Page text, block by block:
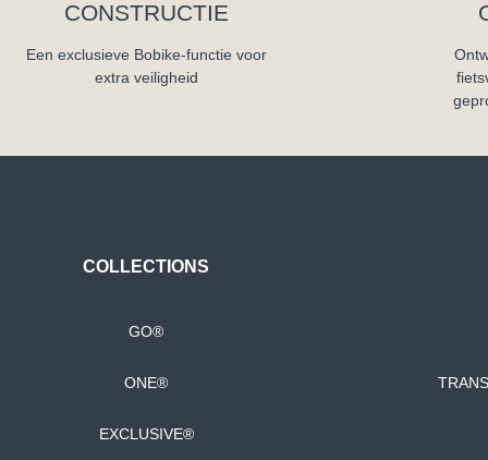
CONSTRUCTIE
Een exclusieve Bobike-functie voor
extra veiligheid
COLLECTIONS
GO®
ONE®
EXCLUSIVE®